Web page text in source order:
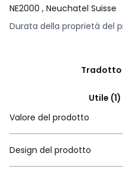
NE2000 , Neuchatel Suisse
Durata della proprietà del
Tradotto
Utile (1)
Valore del prodotto
Design del prodotto